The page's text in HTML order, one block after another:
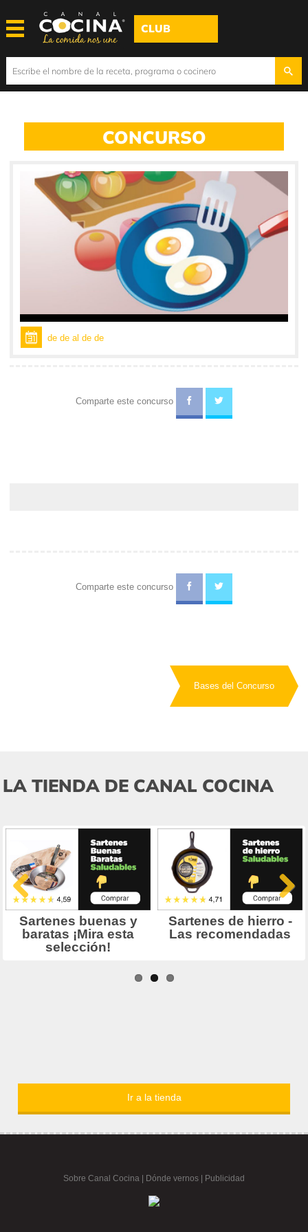
CLUB
CONCURSO
de de al de de
Comparte este concurso
Comparte este concurso
Bases del Concurso
LA TIENDA DE CANAL COCINA
Ir a la tienda
Sobre Canal Cocina Dónde vernos | Publicidad